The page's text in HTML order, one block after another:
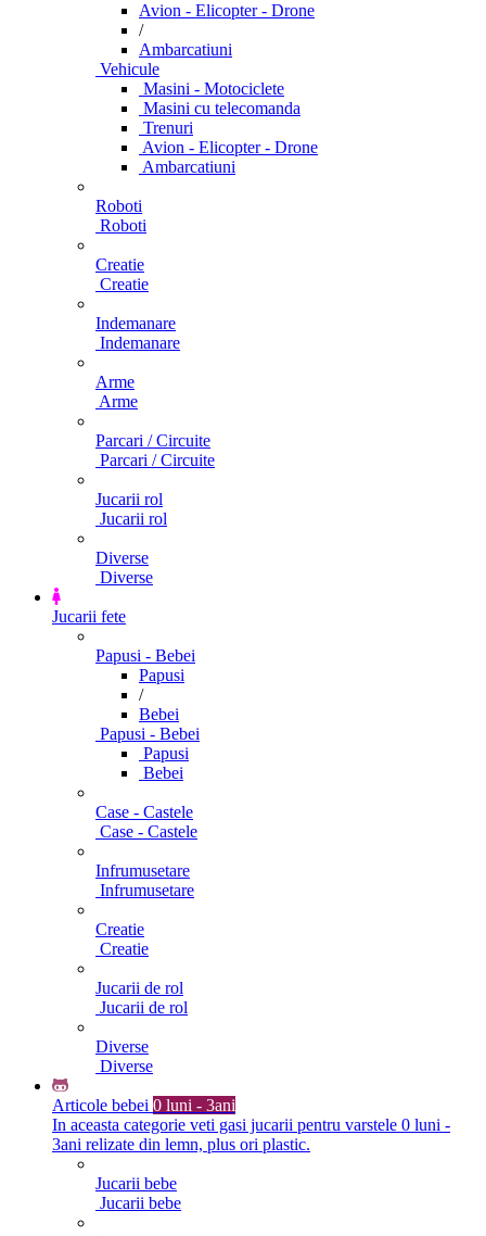
Avion - Elicopter - Drone
/
Ambarcatiuni
Vehicule
Masini - Motociclete
Masini cu telecomanda
Trenuri
Avion - Elicopter - Drone
Ambarcatiuni
Roboti
Roboti
Creatie
Creatie
Indemanare
Indemanare
Arme
Arme
Parcari / Circuite
Parcari / Circuite
Jucarii rol
Jucarii rol
Diverse
Diverse
Jucarii fete
Papusi - Bebei
Papusi
/
Bebei
Papusi - Bebei
Papusi
Bebei
Case - Castele
Case - Castele
Infrumusetare
Infrumusetare
Creatie
Creatie
Jucarii de rol
Jucarii de rol
Diverse
Diverse
Articole bebei 0 luni - 3ani
In aceasta categorie veti gasi jucarii pentru varstele 0 luni -
3ani relizate din lemn, plus ori plastic.
Jucarii bebe
Jucarii bebe